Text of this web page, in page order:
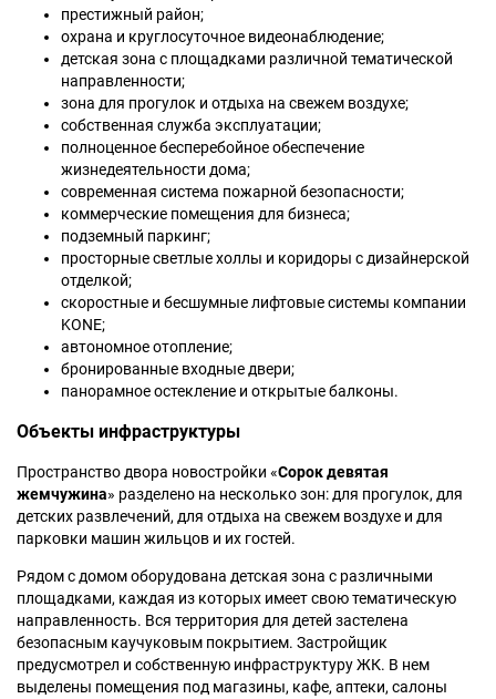
престижный район;
охрана и круглосуточное видеонаблюдение;
детская зона с площадками различной тематической
направленности;
зона для прогулок и отдыха на свежем воздухе;
собственная служба эксплуатации;
полноценное бесперебойное обеспечение
жизнедеятельности дома;
современная система пожарной безопасности;
коммерческие помещения для бизнеса;
подземный паркинг;
просторные светлые холлы и коридоры с дизайнерской
отделкой;
скоростные и бесшумные лифтовые системы компании
KONE;
автономное отопление;
бронированные входные двери;
панорамное остекление и открытые балконы.
Объекты инфраструктуры
Пространство двора новостройки «Сорок девятая
жемчужина» разделено на несколько зон: для прогулок, для
детских развлечений, для отдыха на свежем воздухе и для
парковки машин жильцов и их гостей.
Рядом с домом оборудована детская зона с различными
площадками, каждая из которых имеет свою тематическую
направленность. Вся территория для детей застелена
безопасным каучуковым покрытием. Застройщик
предусмотрел и собственную инфраструктуру ЖК. В нем
выделены помещения под магазины, кафе, аптеки, салоны